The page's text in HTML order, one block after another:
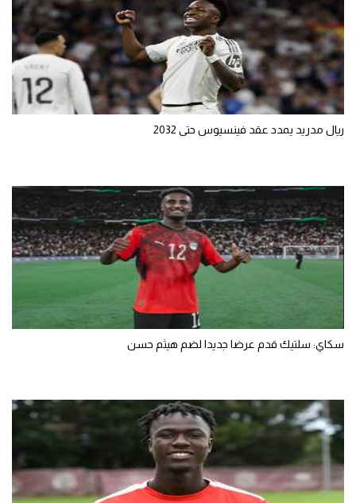
ريال مدريد يمدد عقد فينسيوس حتى 2032
سكاي: سلتيك قدم عرضا جديدا لضم هيثم حسن